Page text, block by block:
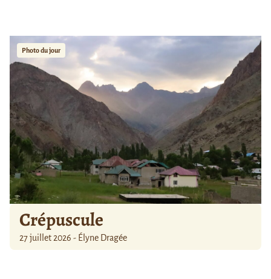
Photo du jour
Crépuscule
27 juillet 2026 - Élyne Dragée